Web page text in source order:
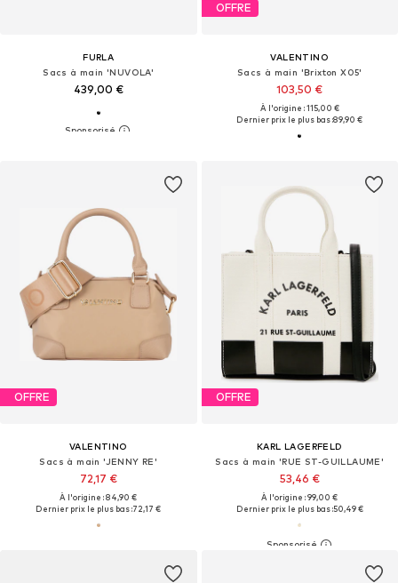
FURLA
Sacs à main 'NUVOLA'
439,00 €
OFFRE
VALENTINO
Sacs à main 'Brixton X05'
103,50 €
À l'origine : 115,00 €
Dernier prix le plus bas :89,90 €
OFFRE
VALENTINO
Sacs à main 'JENNY RE'
72,17 €
À l'origine : 84,90 €
Dernier prix le plus bas :72,17 €
OFFRE
KARL LAGERFELD
Sacs à main 'RUE ST-GUILLAUME'
53,46 €
À l'origine : 99,00 €
Dernier prix le plus bas :50,49 €